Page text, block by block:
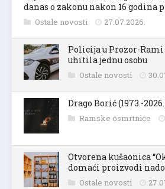
danas o zakonu nakon 16 godina
Ostale novosti 27.07.2026.
Policija u Prozor-
uhitila jednu osobu
Ostale novosti
Drago Borić (1973.-
Ramske osmrtnice
Otvorena kušaonica
domaći proizvodi
Ostale novosti